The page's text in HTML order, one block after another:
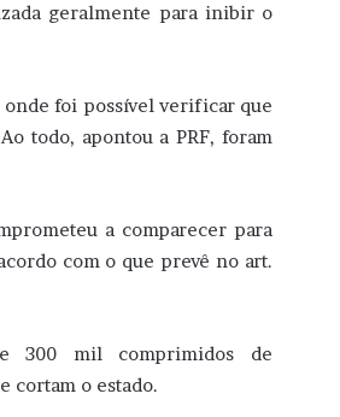
geralmente para inibir o
onde foi possível verificar que
todo, apontou a PRF, foram
a comparecer para
com o que prevê no art.
300 mil comprimidos de
cortam o estado.